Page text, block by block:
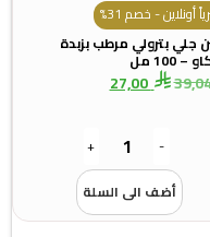
أونلاين - خصم 31%
جلي بترولي مرطب بزبدة
– 100 مل
27,00
-
+
أضف الى السلة